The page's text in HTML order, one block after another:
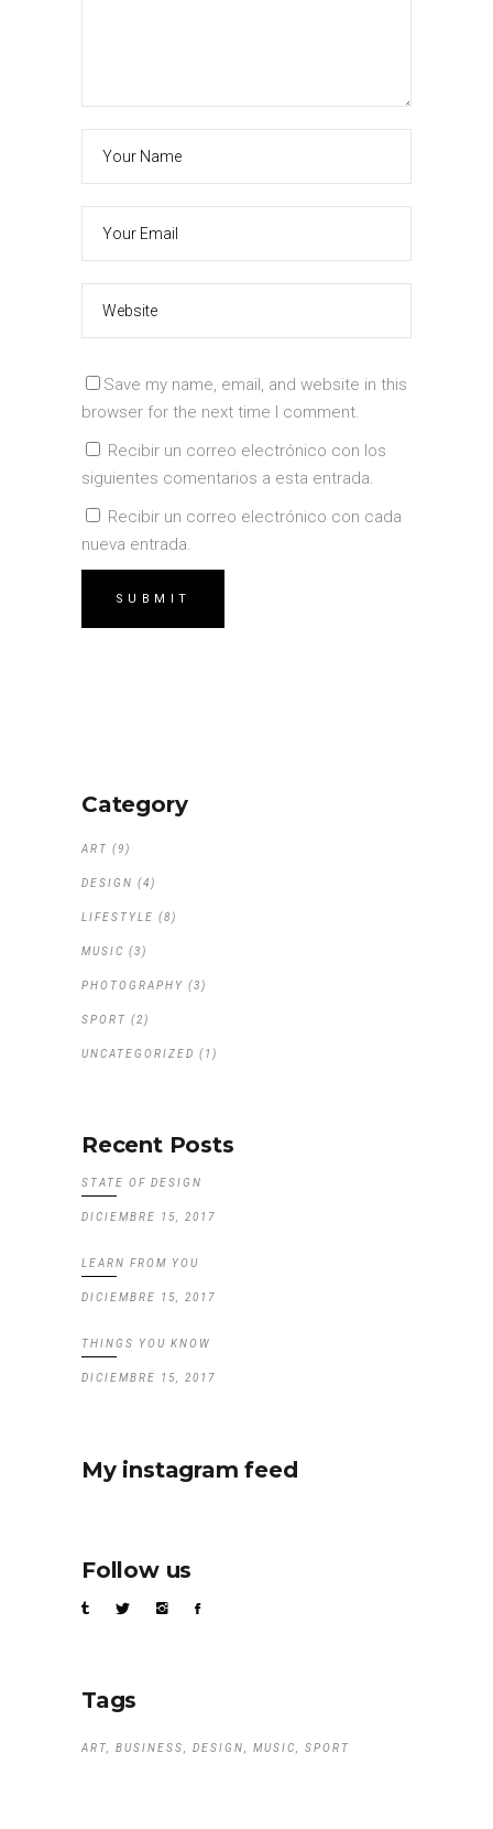
Save my name, email, and website in this
browser for the next time I comment.
Recibir un correo electrónico con los
siguientes comentarios a esta entrada.
Recibir un correo electrónico con cada
nueva entrada.
Category
ART (9)
DESIGN (4)
LIFESTYLE (8)
MUSIC (3)
PHOTOGRAPHY (3)
SPORT (2)
UNCATEGORIZED (1)
Recent Posts
STATE OF DESIGN
DICIEMBRE 15, 2017
LEARN FROM YOU
DICIEMBRE 15, 2017
THINGS YOU KNOW
DICIEMBRE 15, 2017
My instagram feed
Follow us
Tags
ART BUSINESS DESIGN MUSIC SPORT